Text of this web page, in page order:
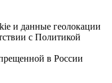
и данные геолокации
с Политикой
в России